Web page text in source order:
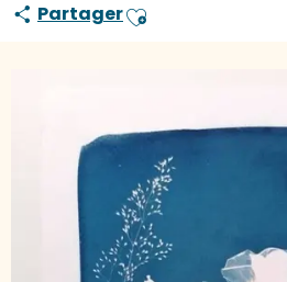
PartagerAjouter aux favoris